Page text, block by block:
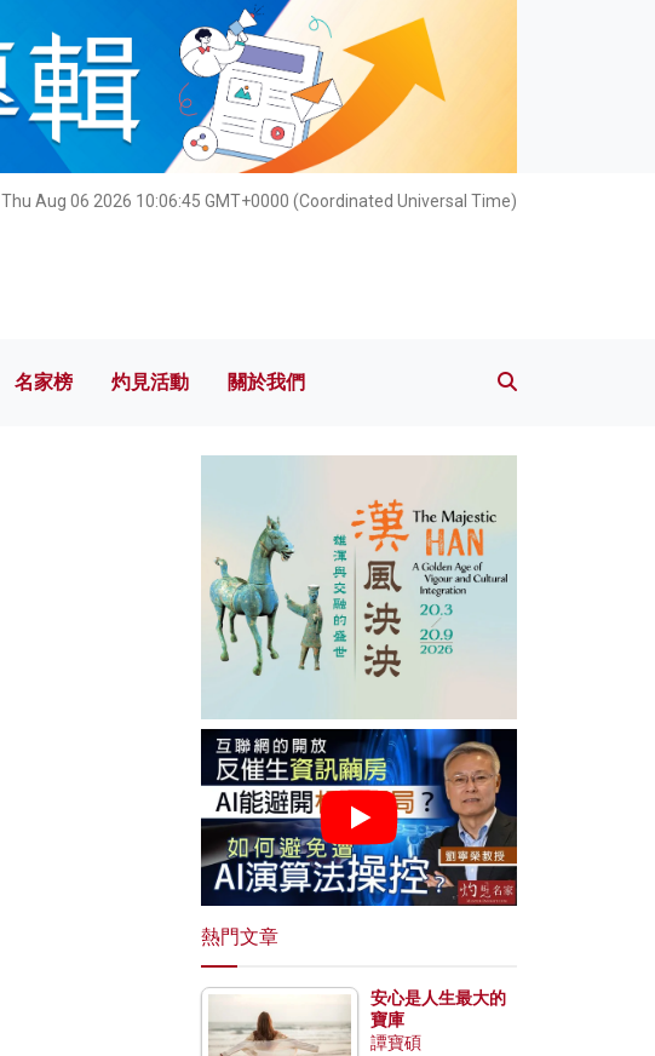
Thu Aug 06 2026 10:06:46 GMT+0000 (Coordinated Universal Time)
名家榜 灼見活動 關於我們
名家榜 灼見活動 關於我們
熱門文章
安心是人生最大的
寶庫
譚寶碩